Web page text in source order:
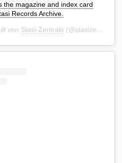
the magazine and index card
Records Archive.⁣
von Stasi-Zentrale (@stasizentrale) am